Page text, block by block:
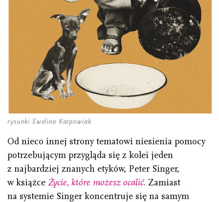
rysunki Ewelina Karpowiak
Od nieco innej strony tematowi niesienia pomocy
potrzebującym przygląda się z kolei jeden
z najbardziej znanych etyków, Peter Singer,
w książce Życie, które możesz ocalić. Zamiast
na systemie Singer koncentruje się na samym